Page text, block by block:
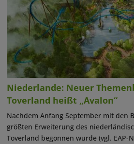
Niederlande: Neuer
Toverland heißt „Avalon“
Nachdem Anfang September mit den
größten Erweiterung des
Toverland begonnen wurde (vgl. EAP-